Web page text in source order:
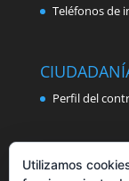
Teléfonos de
Perfil del
Utilizamos